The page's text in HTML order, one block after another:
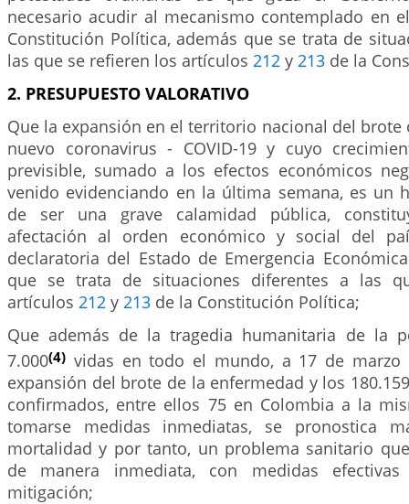
necesario acudir al mecanismo contemplado en
Constitución Política, además que se trata de
las que se refieren los artículos 212 y 213 de la
2. PRESUPUESTO VALORATIVO
Que la expansión en el territorio nacional del brote
nuevo coronavirus - COVID-19 y cuyo
previsible, sumado a los efectos económicos
venido evidenciando en la última semana, es un
de ser una grave calamidad pública,
afectación al orden económico y social del
declaratoria del Estado de Emergencia
que se trata de situaciones diferentes a las
artículos 212 y 213 de la Constitución Política;
Que además de la tragedia humanitaria de la
7.000(4) vidas en todo el mundo, a 17 de marzo
expansión del brote de la enfermedad y los
confirmados, entre ellos 75 en Colombia a la
tomarse medidas inmediatas, se pronostica
mortalidad y por tanto, un problema sanitario
de manera inmediata, con medidas
mitigación;